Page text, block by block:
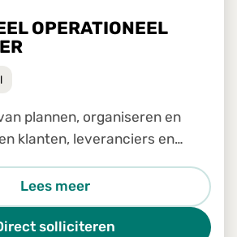
OPERATIONEEL
plannen, organiseren en
klanten, leveranciers en
Lees meer
solliciteren